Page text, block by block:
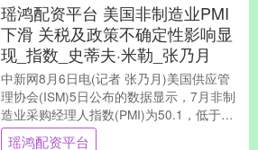
瑶鸿配资平台 美国非制造业PMI
下滑 关税及政策不确定性影响显
现_指数_史蒂夫·米勒_张乃月
中新网8月6日电(记者 张乃月)美国供应管
理协会(ISM)5日公布的数据显示，7月非制
造业采购经理人指数(PMI)为50.1，低于上
月的50.8，也低于此前预期....
瑶鸿配资平台